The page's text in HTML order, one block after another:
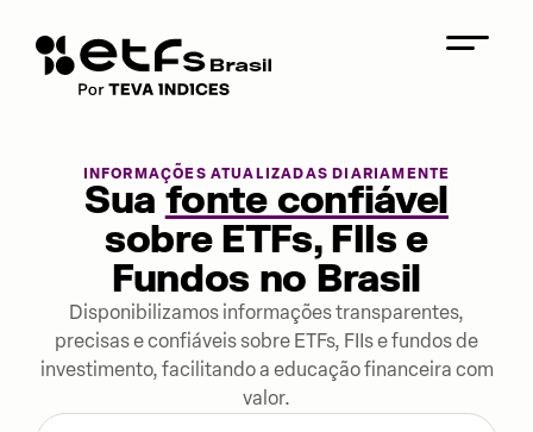
INFORMAÇÕES ATUALIZADAS DIARIAMENTE
Sua fonte confiável
sobre ETFs, FIIs e
Fundos no Brasil
Disponibilizamos informações transparentes,
precisas e confiáveis sobre ETFs, FIIs e fundos de
investimento, facilitando a educação financeira com
valor.